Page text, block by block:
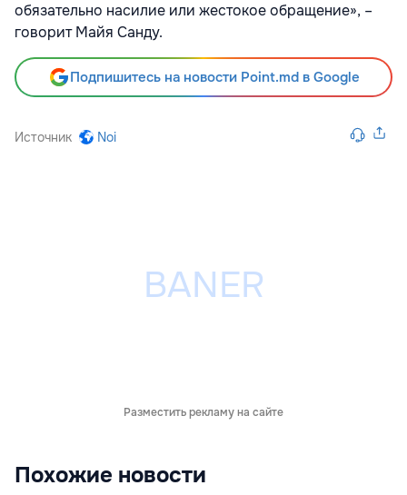
обязательно насилие или жестокое обращение», –
говорит Майя Санду.
Подпишитесь на новости Point.md в Google
Источник Noi
Разместить рекламу на сайте
Похожие новости